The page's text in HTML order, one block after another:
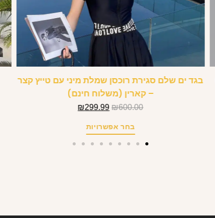
בגד ים שלם סגירת רוכסן שמלת מיני עם טייץ קצר
– קארין (משלוח חינם)
₪600.00
₪299.99
בחר אפשרויות